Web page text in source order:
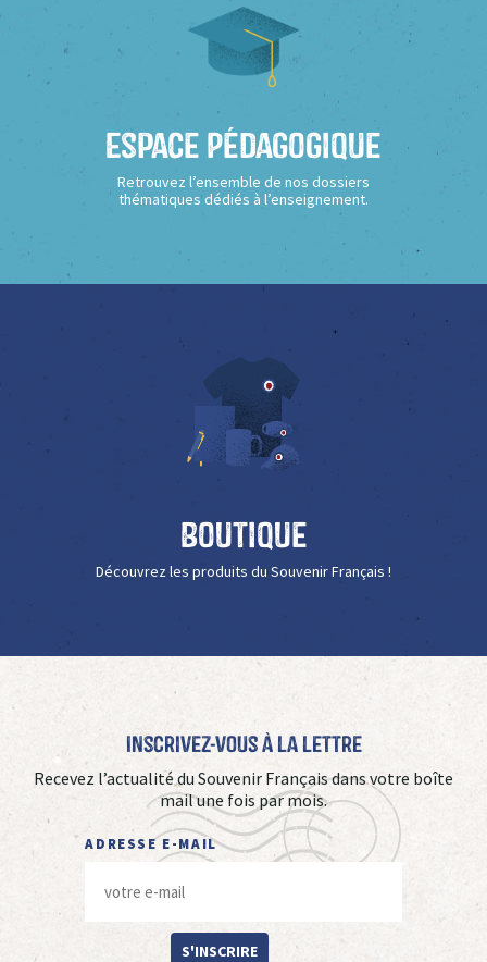
Espace Pédagogique
Retrouvez l’ensemble de nos dossiers
thématiques dédiés à l’enseignement.
Boutique
Découvrez les produits du Souvenir Français !
Inscrivez-vous à La Lettre
Recevez l’actualité du Souvenir Français dans votre boîte
mail une fois par mois.
ADRESSE E-MAIL
S'INSCRIRE